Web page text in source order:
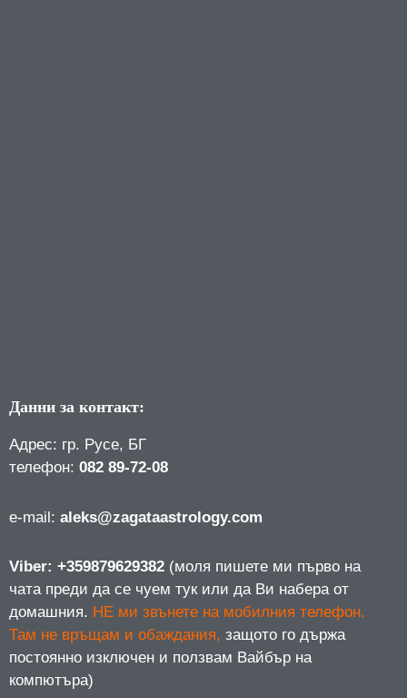
Данни за контакт:
Адрес: гр. Русе, БГ
телефон: 082 89-72-08
е-mail: aleks@zagataastrology.com
Viber: +359879629382 (моля пишете ми първо на
чата преди да се чуем тук или да Ви набера от
домашния. НЕ ми звънете на мобилния телефон.
Там не връщам и обаждания, защото го държа
постоянно изключен и ползвам Вайбър на
компютъра)